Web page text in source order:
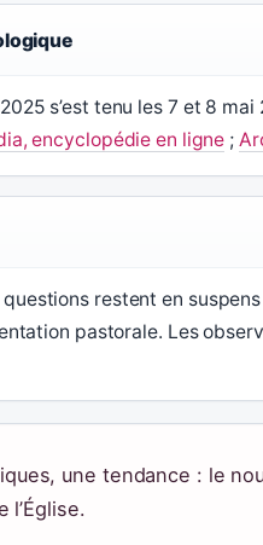
s’est tenu les 7 et 8
encyclopédie en ligne ;
restent en
pastorale. Les
une tendance : le
l’Église.